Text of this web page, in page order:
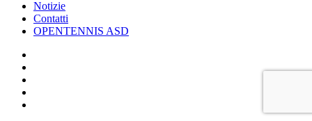
Notizie
Contatti
OPENTENNIS ASD